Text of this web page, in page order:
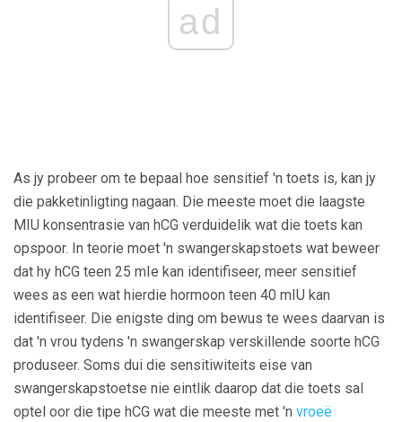
ad
As jy probeer om te bepaal hoe sensitief 'n toets is, kan jy
die pakketinligting nagaan. Die meeste moet die laagste
MIU konsentrasie van hCG verduidelik wat die toets kan
opspoor. In teorie moet 'n swangerskapstoets wat beweer
dat hy hCG teen 25 mIe kan identifiseer, meer sensitief
wees as een wat hierdie hormoon teen 40 mIU kan
identifiseer. Die enigste ding om bewus te wees daarvan is
dat 'n vrou tydens 'n swangerskap verskillende soorte hCG
produseer. Soms dui die sensitiwiteits eise van
swangerskapstoetse nie eintlik daarop dat die toets sal
optel oor die tipe hCG wat die meeste met 'n vroeë